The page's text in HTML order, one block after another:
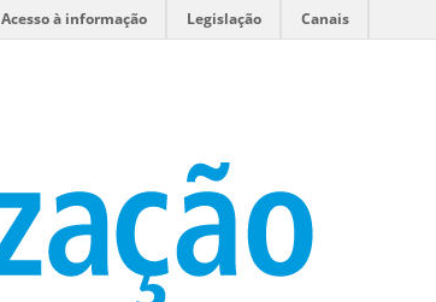
Acesso à informação Legislação Canais